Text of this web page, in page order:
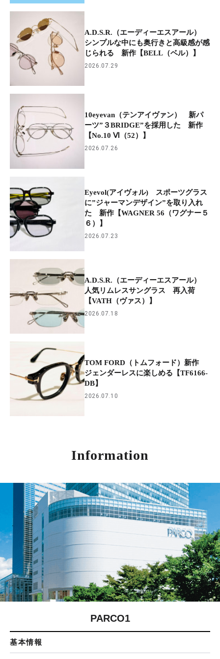
A.D.S.R.（エーディーエスアール）
シンプルな中にも奥行きと高級感が感
じられる 新作【BELL（ベル）】
2026.07.29
10eyevan（テンアイヴァン） 新パ
ーツ”３BRIDGE”を採用した 新作
【No.10 Ⅵ（52）】
2026.07.26
Eyevol(アイヴォル) スポーツグラス
に”ジャーマンデザイン”を取り入れ
た 新作【WAGNER 56（ワグナー５
６）】
2026.07.23
A.D.S.R.（エーディーエスアール）
人気リムレスサングラス 再入荷
【VATH（ヴァス）】
2026.07.18
TOM FORD（トムフォード）新作
ジェンダーレスに楽しめる【TF6166-
DB】
2026.07.10
Information
PARCO1
基本情報